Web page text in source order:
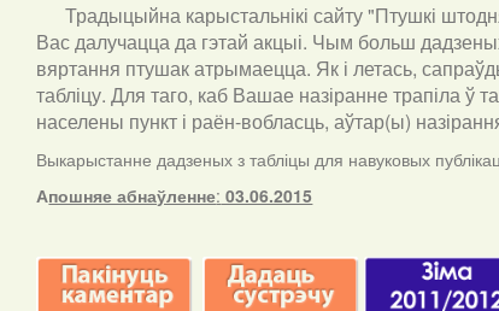
Традыцыйна карыстальнікі сайту "Птушкі
Вас далучацца да гэтай акцыі. Чым больш
вяртання птушак атрымаецца. Як і летась,
табліцу. Для таго, каб Вашае назіранне трапіла ў
населены пункт і раён-вобласць, аўтар(ы)
Выкарыстанне дадзеных з табліцы для навуковых
Апошняе абнаўленне: 03.06.2015